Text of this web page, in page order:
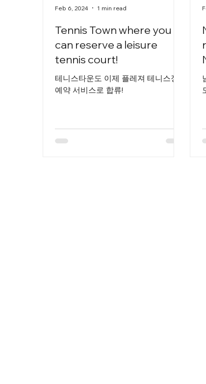
Tennis Town where you
can reserve a leisure
tennis court!
테니스타운도 이제 플레져 테니스장
예약 서비스로 합류!
Feb 6, 2024 1 min read